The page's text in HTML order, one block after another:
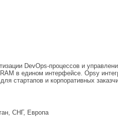
DevOps-процессов и
в едином интерфейсе. Opsy
стартапов и корпоративных
СНГ, Европа